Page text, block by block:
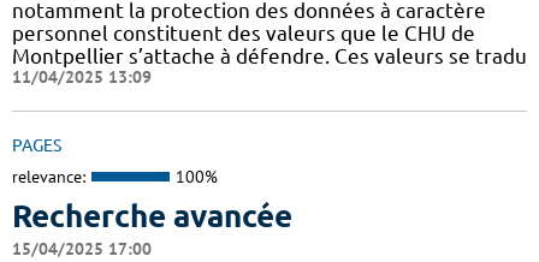
notamment la protection des données à caractère
personnel constituent des valeurs que le CHU de
Montpellier s’attache à défendre. Ces valeurs se tradu
11/04/2025 13:09
PAGES
relevance: 100%
Recherche avancée
15/04/2025 17:00